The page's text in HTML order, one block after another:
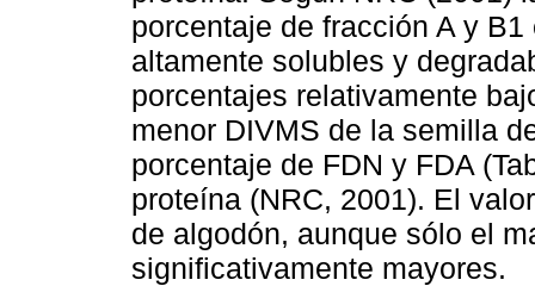
porcentaje de fracción A y
altamente solubles y
porcentajes relativamente
menor DIVMS de la semilla
porcentaje de FDN y FDA
proteína (NRC, 2001). El
de algodón, aunque sólo el
significativamente mayores.